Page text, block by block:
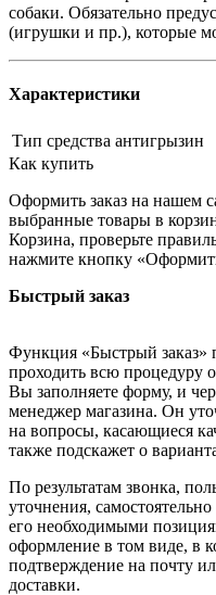
собаки. Обязательно
(игрушки и пр.), которые
Характеристики
Тип средства антигрызин
Как купить
Оформить заказ на нашем
выбранные товары в
Корзина, проверьте
нажмите кнопку
Быстрый заказ
Функция «Быстрый заказ»
проходить всю процедуру
Вы заполняете форму, и
менеджер магазина. Он
на вопросы, касающиеся
также подскажет о
По результатам звонка,
уточнения,
его необходимыми
оформление в том виде, в
подтверждение на почту
доставки.